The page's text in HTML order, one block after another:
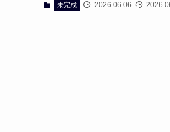
未完成 2026.06.06